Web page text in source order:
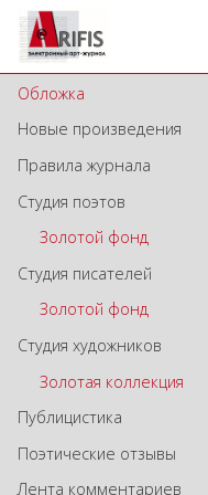
Обложка
Новые произведения
Правила журнала
Студия поэтов
Золотой фонд
Студия писателей
Золотой фонд
Студия художников
Золотая коллекция
Публицистика
Поэтические отзывы
Лента комментариев